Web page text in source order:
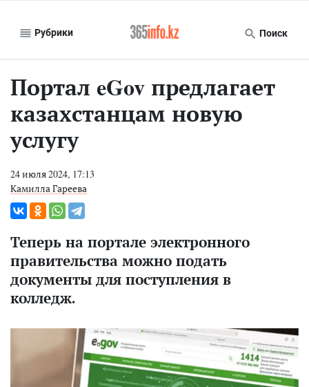
Рубрики Поиск
Портал eGov предлагает
казахстанцам новую
услугу
24 июля 2024, 17:13
Камилла Гареева
Теперь на портале электронного
правительства можно подать
документы для поступления в
колледж.